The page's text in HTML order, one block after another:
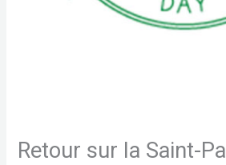
Retour sur la Saint-